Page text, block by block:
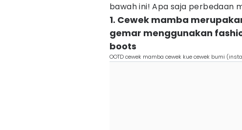
bawah ini! Apa saja perbedaan
1. Cewek mamba
gemar menggunakan
boots
OOTD cewek mamba cewek kue cewek bumi